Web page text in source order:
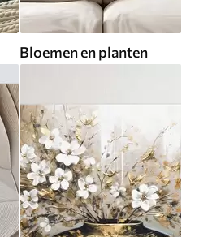
Bloemen en planten